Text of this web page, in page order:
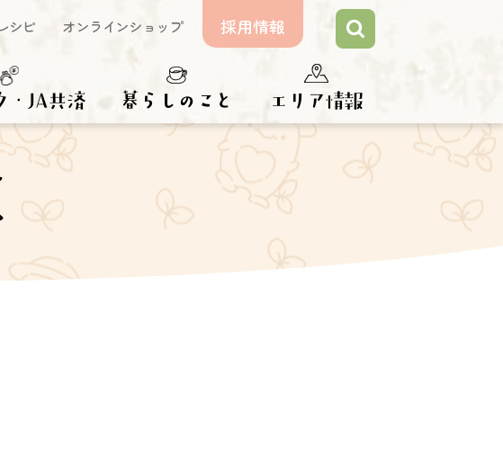
シピ オンラインショップ 採用情報
・JA共済 らしのこと エリア情報